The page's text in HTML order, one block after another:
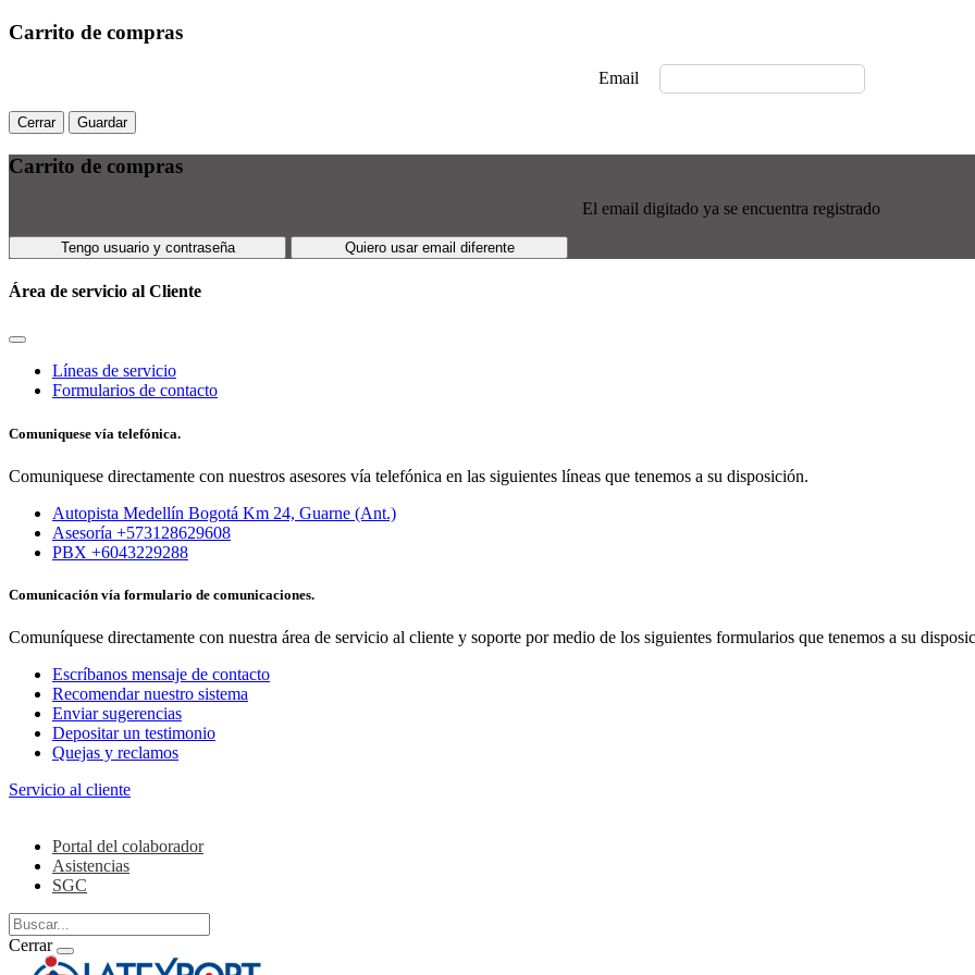
Carrito de compras
Email
Cerrar Guardar
Carrito de compras
El email digitado ya se encuentra registrado
Tengo usuario y contraseña Quiero usar email diferente
Área de servicio al Cliente
Líneas de servicio
Formularios de contacto
Comuniquese vía telefónica.
Comuniquese directamente con nuestros asesores vía telefónica en las siguientes líneas que tenemos a su disposición.
Autopista Medellín Bogotá Km 24, Guarne (Ant.)
Asesoría +573128629608
PBX +6043229288
Comunicación vía formulario de comunicaciones.
Comuníquese directamente con nuestra área de servicio al cliente y soporte por medio de los siguientes formularios que tenemos a su
Escríbanos mensaje de contacto
Recomendar nuestro sistema
Enviar sugerencias
Depositar un testimonio
Quejas y reclamos
Servicio al cliente
Portal del colaborador
Asistencias
SGC
Cerrar